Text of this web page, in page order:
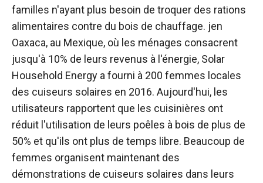
familles n'ayant plus besoin de troquer des rations
alimentaires contre du bois de chauffage. jen
Oaxaca, au Mexique, où les ménages consacrent
jusqu'à 10% de leurs revenus à l'énergie, Solar
Household Energy a fourni à 200 femmes locales
des cuiseurs solaires en 2016. Aujourd'hui, les
utilisateurs rapportent que les cuisinières ont
réduit l'utilisation de leurs poêles à bois de plus de
50% et qu'ils ont plus de temps libre. Beaucoup de
femmes organisent maintenant des
démonstrations de cuiseurs solaires dans leurs